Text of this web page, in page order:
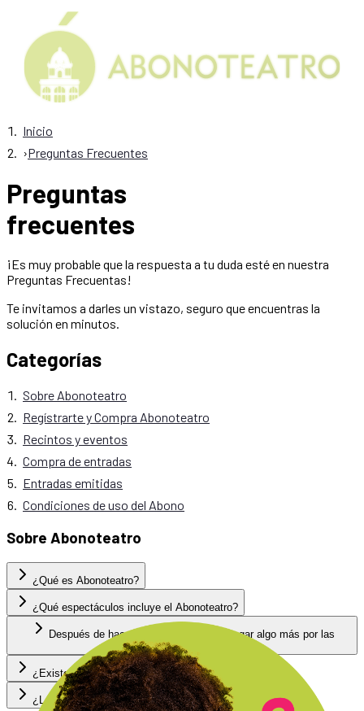
Inicio
›Preguntas Frecuentes
Preguntas
frecuentes
¡Es muy probable que la respuesta a tu duda esté en nuestra
Preguntas Frecuentas!
Te invitamos a darles un vistazo, seguro que encuentras la
solución en minutos.
Categorías
Sobre Abonoteatro
Regístrarte y Compra Abonoteatro
Recintos y eventos
Compra de entradas
Entradas emitidas
Condiciones de uso del Abono
Sobre Abonoteatro
¿Qué es Abonoteatro?
¿Qué espectáculos incluye el Abonoteatro?
Después de hacerme abonado ¿debo pagar algo más por las
entradas?
¿Existe una aplicación móvil de Abonoteatro?
¿La pasarela de pagos es segura?